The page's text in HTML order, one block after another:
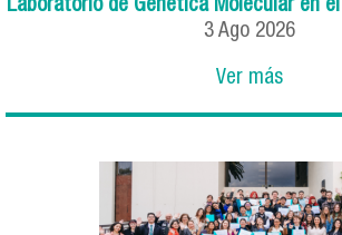
Laboratorio de Genética Molecular en
3 Ago 2026
Ver más